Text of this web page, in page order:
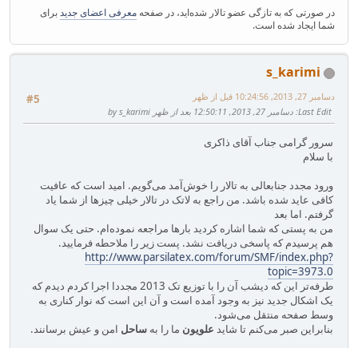
در صورتی که به تازگی عضو تالار شده‌اید، در صفحه معرفی اعضای جدیدبرای
شما ایجاد شده است.
s_karimi
#5
دسامبر 27, 2013, 10:24:56 قبل از ظهر
Last Edit: دسامبر 27, 2013, 12:50:11 بعد از ظهر by s_karimi
سرور گرامی جناب آقای ذاکری
با سلام
ورود مجدد جنابعالی به تالار را خوش‌آمد می‌گویم. امید است که عافیت
کافی عاید شده باشد. من راجع به لاتک در تالار خیلی چیزها از شما یاد
گرفتم. اما بعد
من به پستی که شما اشاره کردید بارها مراجعه نموده‌ام. حتی یک سوال
هم پرسیدم که پاسخی دریافت نشد. پست زیر را ملاحطه فرمایید.
http://www.parsilatex.com/forum/SMF/index.php?
topic=3973.0
طرفه‌تر این که دیشب آن را با توزیع تک 2013 مجددا اجرا کردم دیدم که
یک اشکال جدید نیز به وجود آمده است و آن این است که نوار کناری به
وسط صفحه منتقل می‌شود.
بنابراین صبر می‌کنم تا شاید علویون ما را به ساحل امن و عیش برسانند.